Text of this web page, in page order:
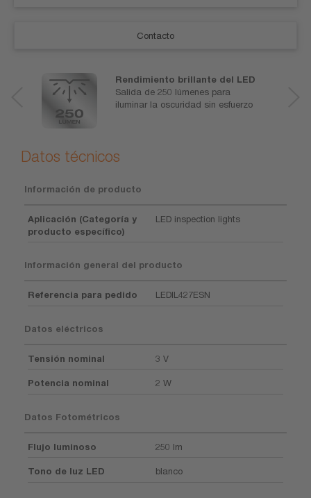
Contacto
Rendimiento brillante del LED
Salida de 250 lúmenes para
iluminar la oscuridad sin esfuerzo
Datos técnicos
Información de producto
Aplicación (Categoría y
producto específico)
LED inspection lights
Información general del producto
Referencia para pedido LEDIL427ESN
Datos eléctricos
Tensión nominal 3 V
Potencia nominal 2 W
Datos Fotométricos
Flujo luminoso 250 lm
Tono de luz LED blanco